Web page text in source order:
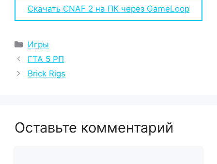
Скачать CNAF 2 на ПК через GameLoop
Рубрики
Игры
ГТА 5 РП
Brick Rigs
Оставьте комментарий